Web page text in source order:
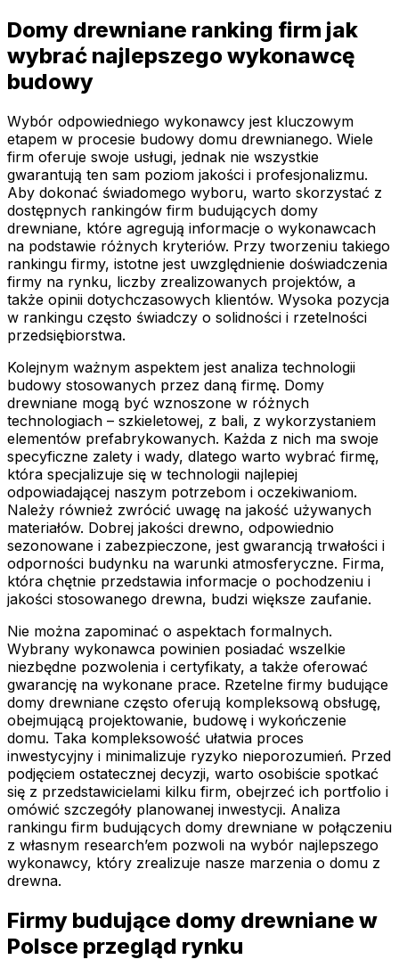
Domy drewniane ranking firm jak
wybrać najlepszego wykonawcę
budowy
Wybór odpowiedniego wykonawcy jest kluczowym
etapem w procesie budowy domu drewnianego. Wiele
firm oferuje swoje usługi, jednak nie wszystkie
gwarantują ten sam poziom jakości i profesjonalizmu.
Aby dokonać świadomego wyboru, warto skorzystać z
dostępnych rankingów firm budujących domy
drewniane, które agregują informacje o wykonawcach
na podstawie różnych kryteriów. Przy tworzeniu takiego
rankingu firmy, istotne jest uwzględnienie doświadczenia
firmy na rynku, liczby zrealizowanych projektów, a
także opinii dotychczasowych klientów. Wysoka pozycja
w rankingu często świadczy o solidności i rzetelności
przedsiębiorstwa.
Kolejnym ważnym aspektem jest analiza technologii
budowy stosowanych przez daną firmę. Domy
drewniane mogą być wznoszone w różnych
technologiach – szkieletowej, z bali, z wykorzystaniem
elementów prefabrykowanych. Każda z nich ma swoje
specyficzne zalety i wady, dlatego warto wybrać firmę,
która specjalizuje się w technologii najlepiej
odpowiadającej naszym potrzebom i oczekiwaniom.
Należy również zwrócić uwagę na jakość używanych
materiałów. Dobrej jakości drewno, odpowiednio
sezonowane i zabezpieczone, jest gwarancją trwałości i
odporności budynku na warunki atmosferyczne. Firma,
która chętnie przedstawia informacje o pochodzeniu i
jakości stosowanego drewna, budzi większe zaufanie.
Nie można zapominać o aspektach formalnych.
Wybrany wykonawca powinien posiadać wszelkie
niezbędne pozwolenia i certyfikaty, a także oferować
gwarancję na wykonane prace. Rzetelne firmy budujące
domy drewniane często oferują kompleksową obsługę,
obejmującą projektowanie, budowę i wykończenie
domu. Taka kompleksowość ułatwia proces
inwestycyjny i minimalizuje ryzyko nieporozumień. Przed
podjęciem ostatecznej decyzji, warto osobiście spotkać
się z przedstawicielami kilku firm, obejrzeć ich portfolio i
omówić szczegóły planowanej inwestycji. Analiza
rankingu firm budujących domy drewniane w połączeniu
z własnym research’em pozwoli na wybór najlepszego
wykonawcy, który zrealizuje nasze marzenia o domu z
drewna.
Firmy budujące domy drewniane w
Polsce przegląd rynku